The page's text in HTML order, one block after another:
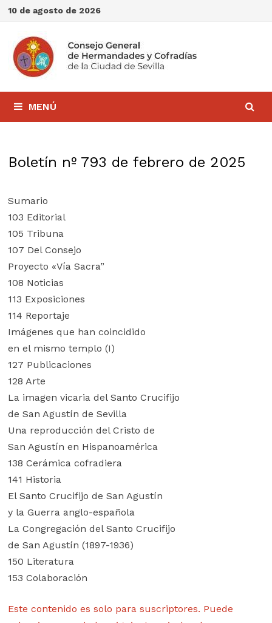
Saltar
contenido
10 de agosto de 2026
MENÚ
Boletín nº 793 de febrero de 2025
Sumario
103 Editorial
105 Tribuna
107 Del Consejo
Proyecto «Vía Sacra”
108 Noticias
113 Exposiciones
114 Reportaje
Imágenes que han coincidido
en el mismo templo (I)
127 Publicaciones
128 Arte
La imagen vicaria del Santo Crucifijo
de San Agustín de Sevilla
Una reproducción del Cristo de
San Agustín en Hispanoamérica
138 Cerámica cofradiera
141 Historia
El Santo Crucifijo de San Agustín
y la Guerra anglo-española
La Congregación del Santo Crucifijo
de San Agustín (1897-1936)
150 Literatura
153 Colaboración
Este contenido es solo para suscriptores. Puede